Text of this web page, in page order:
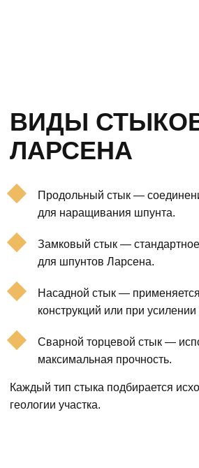
ВИДЫ
ЛАРСЕНА
Продольный стык —
для наращивания шпунта.
Замковый стык —
для шпунтов Ларсена.
Насадной стык —
конструкций или при
Сварной торцевой стык —
максимальная прочность.
Каждый тип стыка подбирается
геологии участка.